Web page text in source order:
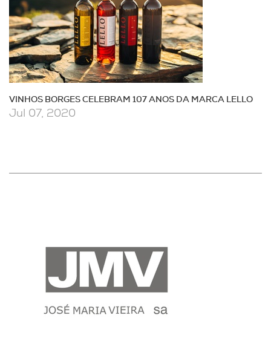
VINHOS BORGES CELEBRAM 107 ANOS DA MARCA LELLO
Jul 07, 2020